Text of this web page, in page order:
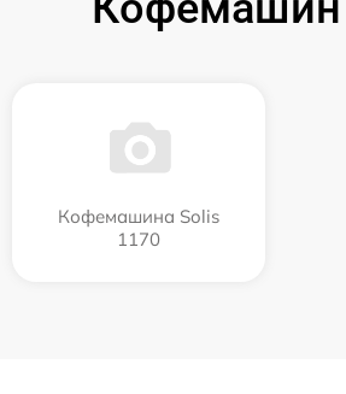
Кофемашина Solis
1170